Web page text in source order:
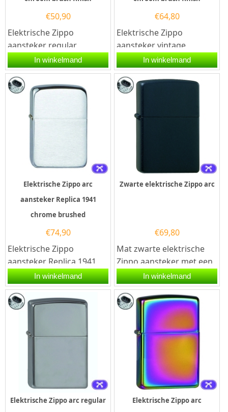
€50,90
Elektrische Zippo
aansteker regular
chroom brush finish met
een dubbele arc
ontsteking. Deze...
In winkelmand
€64,80
Elektrische Zippo
aansteker vintage
chroom brush finish met
een dubbele arc
ontsteking. Deze...
In winkelmand
Elektrische Zippo arc
aansteker Replica 1941
chrome brushed
€74,90
Elektrische Zippo
aansteker Replica 1941
chrome brushed. Deze
Zippo aansteker heeft
een geborsteld...
In winkelmand
Zwarte elektrische Zippo arc
€69,80
Mat zwarte elektrische
Zippo aansteker met een
dubbele arc ontsteking.
Deze Zippo is voorzien...
In winkelmand
Elektrische Zippo arc regular
Elektrische Zippo arc